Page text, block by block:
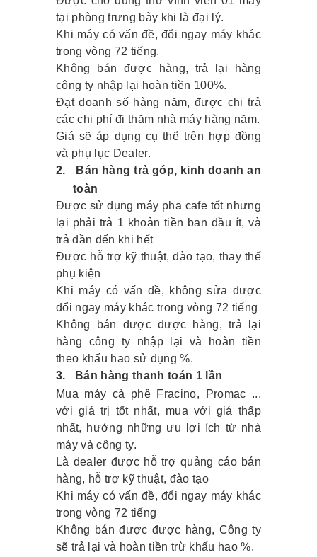
tại phòng trưng bày khi là đại lý.
Khi máy có vấn đề, đổi ngay máy khác
trong vòng 72 tiếng.
Không bán được hàng, trả lại hàng
công ty nhập lại hoàn tiền 100%.
Đạt doanh số hàng năm, được chi trả
các chi phí đi thăm nhà máy hàng năm.
Giá sẽ áp dụng cụ thể trên hợp đồng
và phụ lục Dealer.
2.
Bán hàng trả góp, kinh doanh an
toàn
Được sử dụng máy pha cafe tốt nhưng
lại phải trả 1 khoản tiền ban đầu ít, và
trả dần đến khi hết
Được hỗ trợ kỹ thuật, đào tạo, thay thế
phụ kiện
Khi máy có vấn đề, không sửa được
đổi ngay máy khác trong vòng 72 tiếng
Không bán được được hàng, trả lại
hàng công ty nhập lại và hoàn tiền
theo khấu hao sử dụng %.
3.
Bán hàng thanh toán 1 lần
Mua máy cà phê Fracino, Promac ...
với giá trị tốt nhất, mua với giá thấp
nhất, hưởng những ưu lợi ích từ nhà
máy và công ty.
Là dealer được hỗ trợ quảng cáo bán
hàng, hỗ trợ kỹ thuật, đào tạo
Khi máy có vấn đề, đổi ngay máy khác
trong vòng 72 tiếng
Không bán được được hàng, Công ty
sẽ trả lại và hoàn tiền trừ khấu hao %.